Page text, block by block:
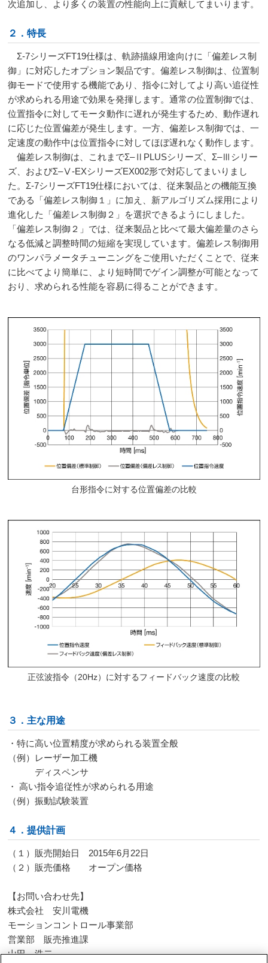
次追加し、より多くの装置の性能向上に貢献してまいります。
２．特長
Σ-7シリーズFT19仕様は、軌跡描線用途向けに「偏差レス制
御」に対応したオプション製品です。偏差レス制御は、位置制
御モードで使用する機能であり、指令に対してより高い追従性
が求められる用途で効果を発揮します。通常の位置制御では、
位置指令に対してモータ動作に遅れが発生するため、動作遅れ
に応じた位置偏差が発生します。一方、偏差レス制御では、一
定速度の動作中は位置指令に対してほぼ遅れなく動作します。
偏差レス制御は、これまでΣ–Ⅱ PLUSシリーズ、Σ–Ⅲシリー
ズ、およびΣ–Ⅴ-EXシリーズEX002形で対応してまいりまし
た。Σ-7シリーズFT19仕様においては、従来製品との機能互換
である「偏差レス制御１」に加え、新アルゴリズム採用により
進化した「偏差レス制御２」を選択できるようにしました。
「偏差レス制御２」では、従来製品と比べて最大偏差量のさら
なる低減と調整時間の短縮を実現しています。偏差レス制御用
のワンパラメータチューニングをご使用いただくことで、従来
に比べてより簡単に、より短時間でゲイン調整が可能となって
おり、求められる性能を容易に得ることができます。
台形指令に対する位置偏差の比較
正弦波指令（20Hz）に対するフィードバック速度の比較
３．主な用途
・特に高い位置精度が求められる装置全般
（例）レーザー加工機
ディスペンサ
・ 高い指令追従性が求められる用途
（例）振動試験装置
４．提供計画
（１）販売開始日 2015年6月 22日
（２）販売価格 オープン価格
【お問い合わせ先】
株式会社 安川電機
モーションコントロール事業部
営業部 販売推進課
山田 浩二